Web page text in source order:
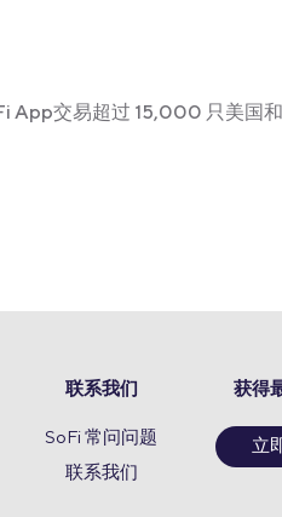
交易超过 15,000 只美国和
联系我们
SoFi 常问问题
联系我们
获得
立